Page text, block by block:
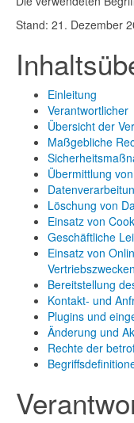
Stand: 21. Dezember
Einleitung
Verantwortlicher
Übersicht der
Maßgebliche
Übermittlung
Löschung von
Einsatz von
Geschäftliche
Einsatz von
Vertriebszwecken
Bereitstellung
Kontakt- und
Plugins und
Änderung und
Rechte der